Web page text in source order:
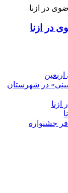
در ازنا
در شهرستان
ازنا
جشنواره